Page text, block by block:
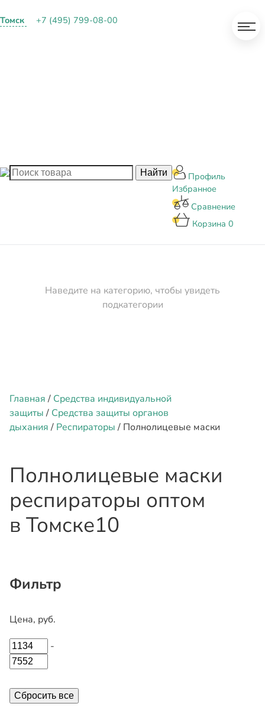
Томск +7 (495) 799-08-00
Профиль
Избранное
Сравнение
Корзина 0
Наведите на категорию, чтобы увидеть
подкатегории
Главная/ Средства индивидуальной
защиты/ Средства защиты органов
дыхания/ Респираторы/ Полнолицевые маски
Полнолицевые маски
респираторы оптом
в Томске10
Фильтр
Цена, руб.
-
Сбросить все